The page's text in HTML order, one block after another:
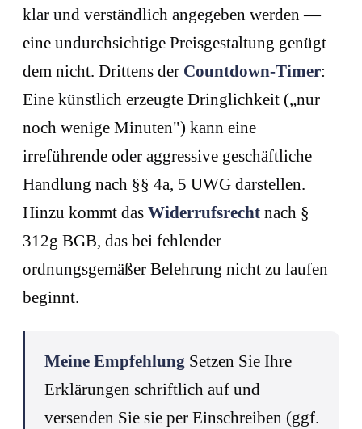
klar und verständlich angegeben werden —
eine undurchsichtige Preisgestaltung genügt
dem nicht. Drittens der Countdown-Timer:
Eine künstlich erzeugte Dringlichkeit („nur
noch wenige Minuten") kann eine
irreführende oder aggressive geschäftliche
Handlung nach §§ 4a, 5 UWG darstellen.
Hinzu kommt das Widerrufsrecht nach §
312g BGB, das bei fehlender
ordnungsgemäßer Belehrung nicht zu laufen
beginnt.
Meine Empfehlung Setzen Sie Ihre
Erklärungen schriftlich auf und
versenden Sie sie per Einschreiben (ggf.